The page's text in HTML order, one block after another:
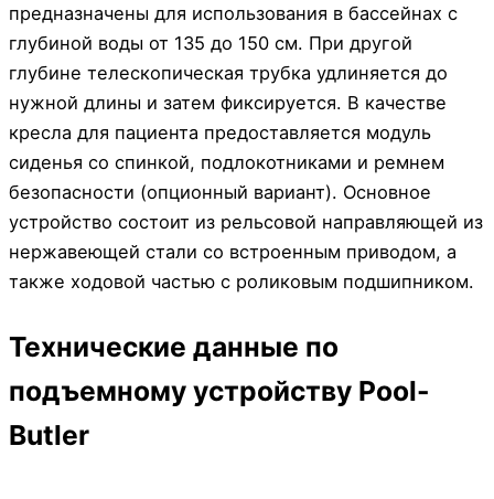
предназначены для использования в бассейнах с
глубиной воды от 135 до 150 см. При другой
глубине телескопическая трубка удлиняется до
нужной длины и затем фиксируется. В качестве
кресла для пациента предоставляется модуль
сиденья со спинкой, подлокотниками и ремнем
безопасности (опционный вариант). Основное
устройство состоит из рельсовой направляющей из
нержавеющей стали со встроенным приводом, а
также ходовой частью с роликовым подшипником.
Технические данные по
подъемному устройству Pool-
Butler